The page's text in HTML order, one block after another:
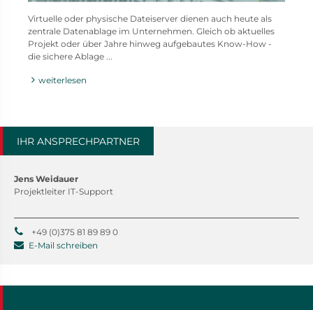
Virtuelle oder physische Dateiserver dienen auch heute als
zentrale Datenablage im Unternehmen. Gleich ob aktuelles
Projekt oder über Jahre hinweg aufgebautes Know-How -
die sichere Ablage ...
weiterlesen
IHR ANSPRECHPARTNER
Jens Weidauer
Projektleiter IT-Support
+49 (0)375 81 89 89 0
E-Mail schreiben